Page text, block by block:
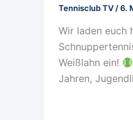
Tennisclub TV /6.
Wir laden euch
Weißlahn ein!
Jahren,